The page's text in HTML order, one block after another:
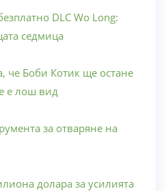
DLC Wo Long:
седмица
че Боби Котик ще остане
е лош вид
за отваряне на
долара за усилията